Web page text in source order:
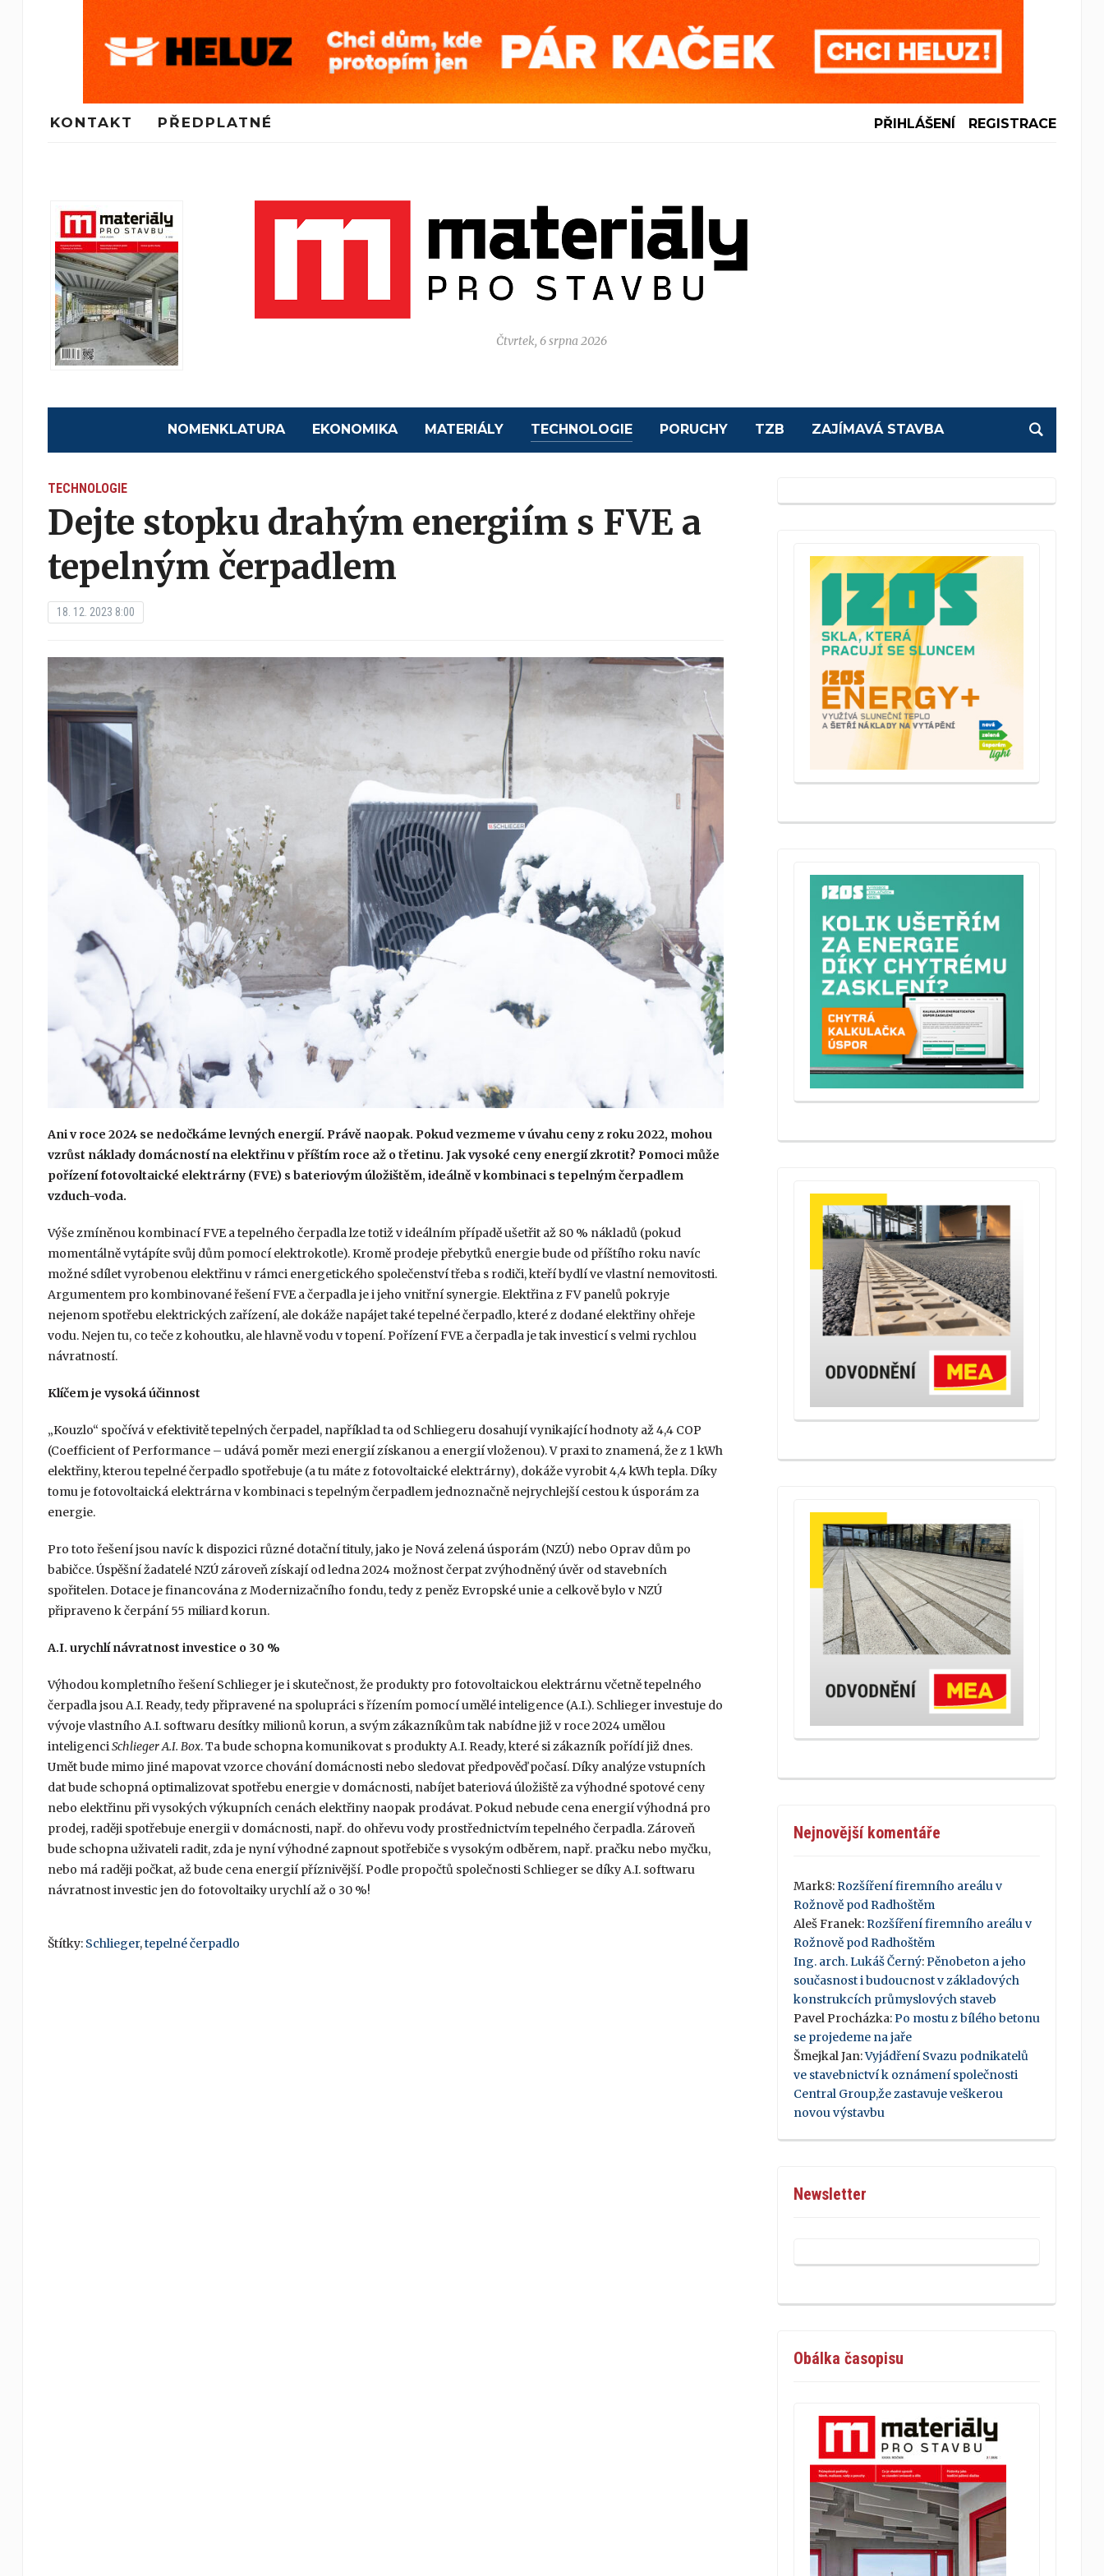
KONTAKT PŘEDPLATNÉ PŘIHLÁŠENÍ REGISTRACE
Čtvrtek, 6 srpna 2026
NOMENKLATURA EKONOMIKA MATERIÁLY TECHNOLOGIE PORUCHY TZB ZAJÍMAVÁ STAVBA
TECHNOLOGIE
Dejte stopku drahým energiím s FVE a
tepelným čerpadlem
18. 12. 2023 8:00
Ani v roce 2024 se nedočkáme levných energií. Právě naopak. Pokud vezmeme v úvahu ceny z roku 2022, mohou
vzrůst náklady domácností na elektřinu v příštím roce až o třetinu. Jak vysoké ceny energií zkrotit? Pomoci může
pořízení fotovoltaické elektrárny (FVE) s bateriovým úložištěm, ideálně v kombinaci s tepelným čerpadlem
vzduch-voda.
Výše zmíněnou kombinací FVE a tepelného čerpadla lze totiž v ideálním případě ušetřit až 80 % nákladů (pokud
momentálně vytápíte svůj dům pomocí elektrokotle). Kromě prodeje přebytků energie bude od příštího roku navíc
možné sdílet vyrobenou elektřinu v rámci energetického společenství třeba s rodiči, kteří bydlí ve vlastní nemovitosti.
Argumentem pro kombinované řešení FVE a čerpadla je i jeho vnitřní synergie. Elektřina z FV panelů pokryje
nejenom spotřebu elektrických zařízení, ale dokáže napájet také tepelné čerpadlo, které z dodané elektřiny ohřeje
vodu. Nejen tu, co teče z kohoutku, ale hlavně vodu v topení. Pořízení FVE a čerpadla je tak investicí s velmi rychlou
návratností.
Klíčem je vysoká účinnost
„Kouzlo“ spočívá v efektivitě tepelných čerpadel, například ta od Schliegeru dosahují vynikající hodnoty až 4,4 COP
(Coefficient of Performance – udává poměr mezi energií získanou a energií vloženou). V praxi to znamená, že z 1 kWh
elektřiny, kterou tepelné čerpadlo spotřebuje (a tu máte z fotovoltaické elektrárny), dokáže vyrobit 4,4 kWh tepla. Díky
tomu je fotovoltaická elektrárna v kombinaci s tepelným čerpadlem jednoznačně nejrychlejší cestou k úsporám za
energie.
Pro toto řešení jsou navíc k dispozici různé dotační tituly, jako je Nová zelená úsporám (NZÚ) nebo Oprav dům po
babičce. Úspěšní žadatelé NZÚ zároveň získají od ledna 2024 možnost čerpat zvýhodněný úvěr od stavebních
spořitelen. Dotace je financována z Modernizačního fondu, tedy z peněz Evropské unie a celkově bylo v NZÚ
připraveno k čerpání 55 miliard korun.
A.I. urychlí návratnost investice o 30 %
Výhodou kompletního řešení Schlieger je i skutečnost, že produkty pro fotovoltaickou elektrárnu včetně tepelného
čerpadla jsou A.I. Ready, tedy připravené na spolupráci s řízením pomocí umělé inteligence (A.I.). Schlieger investuje do
vývoje vlastního A.I. softwaru desítky milionů korun, a svým zákazníkům tak nabídne již v roce 2024 umělou
inteligenciSchlieger A.I. Box. Ta bude schopna komunikovat s produkty A.I. Ready, které si zákazník pořídí již dnes.
Umět bude mimo jiné mapovat vzorce chování domácnosti nebo sledovat předpověď počasí. Díky analýze vstupních
dat bude schopná optimalizovat spotřebu energie v domácnosti, nabíjet bateriová úložiště za výhodné spotové ceny
nebo elektřinu při vysokých výkupních cenách elektřiny naopak prodávat. Pokud nebude cena energií výhodná pro
prodej, raději spotřebuje energii v domácnosti, např. do ohřevu vody prostřednictvím tepelného čerpadla. Zároveň
bude schopna uživateli radit, zda je nyní výhodné zapnout spotřebiče s vysokým odběrem, např. pračku nebo myčku,
nebo má raději počkat, až bude cena energií příznivější. Podle propočtů společnosti Schlieger se díky A.I. softwaru
návratnost investic jen do fotovoltaiky urychlí až o 30 %!
Štítky: Schlieger,tepelné čerpadlo
Nejnovější komentáře
Mark8:Rozšíření firemního areálu v
Rožnově pod Radhoštěm
Aleš Franek:Rozšíření firemního areálu v
Rožnově pod Radhoštěm
Ing. arch. Lukáš Černý:Pěnobeton a jeho
současnost i budoucnost v základových
konstrukcích průmyslových staveb
Pavel Procházka:Po mostu z bílého betonu
se projedeme na jaře
Šmejkal Jan:Vyjádření Svazu podnikatelů
ve stavebnictví k oznámení společnosti
Central Group,že zastavuje veškerou
novou výstavbu
Newsletter
Obálka časopisu